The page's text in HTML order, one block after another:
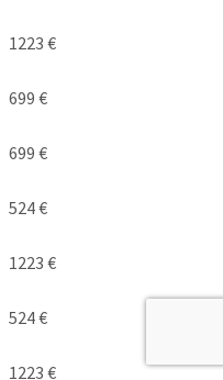
1223 €
699 €
699 €
524 €
1223 €
524 €
1223 €